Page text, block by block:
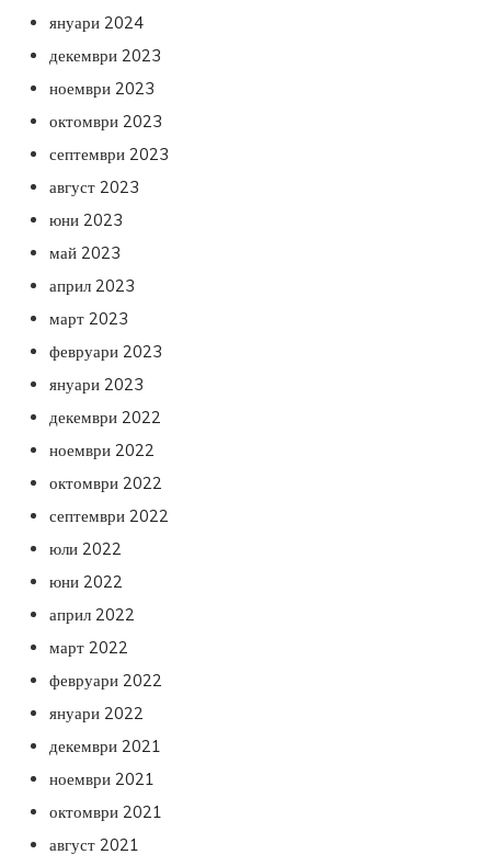
януари 2024
декември 2023
ноември 2023
октомври 2023
септември 2023
август 2023
юни 2023
май 2023
април 2023
март 2023
февруари 2023
януари 2023
декември 2022
ноември 2022
октомври 2022
септември 2022
юли 2022
юни 2022
април 2022
март 2022
февруари 2022
януари 2022
декември 2021
ноември 2021
октомври 2021
август 2021